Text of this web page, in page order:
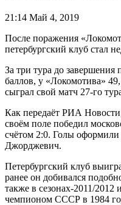
21:14 Май 4, 2019
После поражения
петербургский клуб стал
За три тура до завершения
баллов, у «Локомотива»
сыграл свой матч 27-го
Как передаёт РИА
своём поле победил
счётом 2:0. Голы
Джорджевич.
Петербургский клуб
ранее он добивался
также в сезонах-2011/2012
чемпионом СССР в 1984